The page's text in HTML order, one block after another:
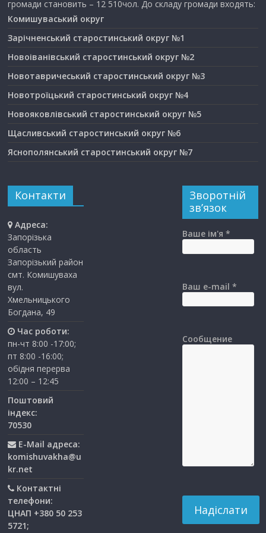
громади становить – 12 510чол. До складу громади входять:
Комишуваський округ
Зарічненський старостинський округ №1
Новоіванівський старостинський округ №2
Новотавричеський старостинський округ №3
Новотроїцький старостинський округ №4
Новояковлівський старостинський округ №5
Щасливський старостинський округ №6
Яснополянський старостинський округ №7
Контакти
Адреса:
Запорізька
область
Запорізький район
смт. Комишуваха
вул.
Хмельницького
Богдана, 49
Час роботи:
пн-чт 8:00 -17:00;
пт 8:00 -16:00;
обідня перерва
12:00 – 12:45
Поштовий
індекс:
70530
E-Mail адреса:
komishuvakha@u
kr.net
Контактні
телефони:
ЦНАП +380 50 253
5721;
Зворотній
зв’язок
Ваше ім'я *
Ваш e-mail *
Сообщение